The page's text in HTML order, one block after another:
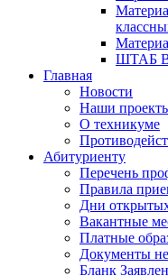
ШТАБ
Главная
Новости
Наши
О техникуме
Абитуриенту
Перечень
Правила
Дни
Вакантные
Платные
Документы
Бланк